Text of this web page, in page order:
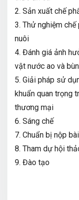
2. Sản xuất chế
3. Thử nghiệm
nuôi
4. Đánh giá ảnh
vật nước ao và
5. Giải pháp sử
khuẩn quan trọng
thương mại
6. Sáng chế
7. Chuẩn bị nộp
8. Tham dự hội
9. Đào tạo